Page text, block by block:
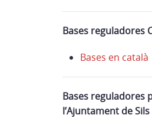
Bases reguladores
Bases en català
Bases reguladores
l’Ajuntament de Sils